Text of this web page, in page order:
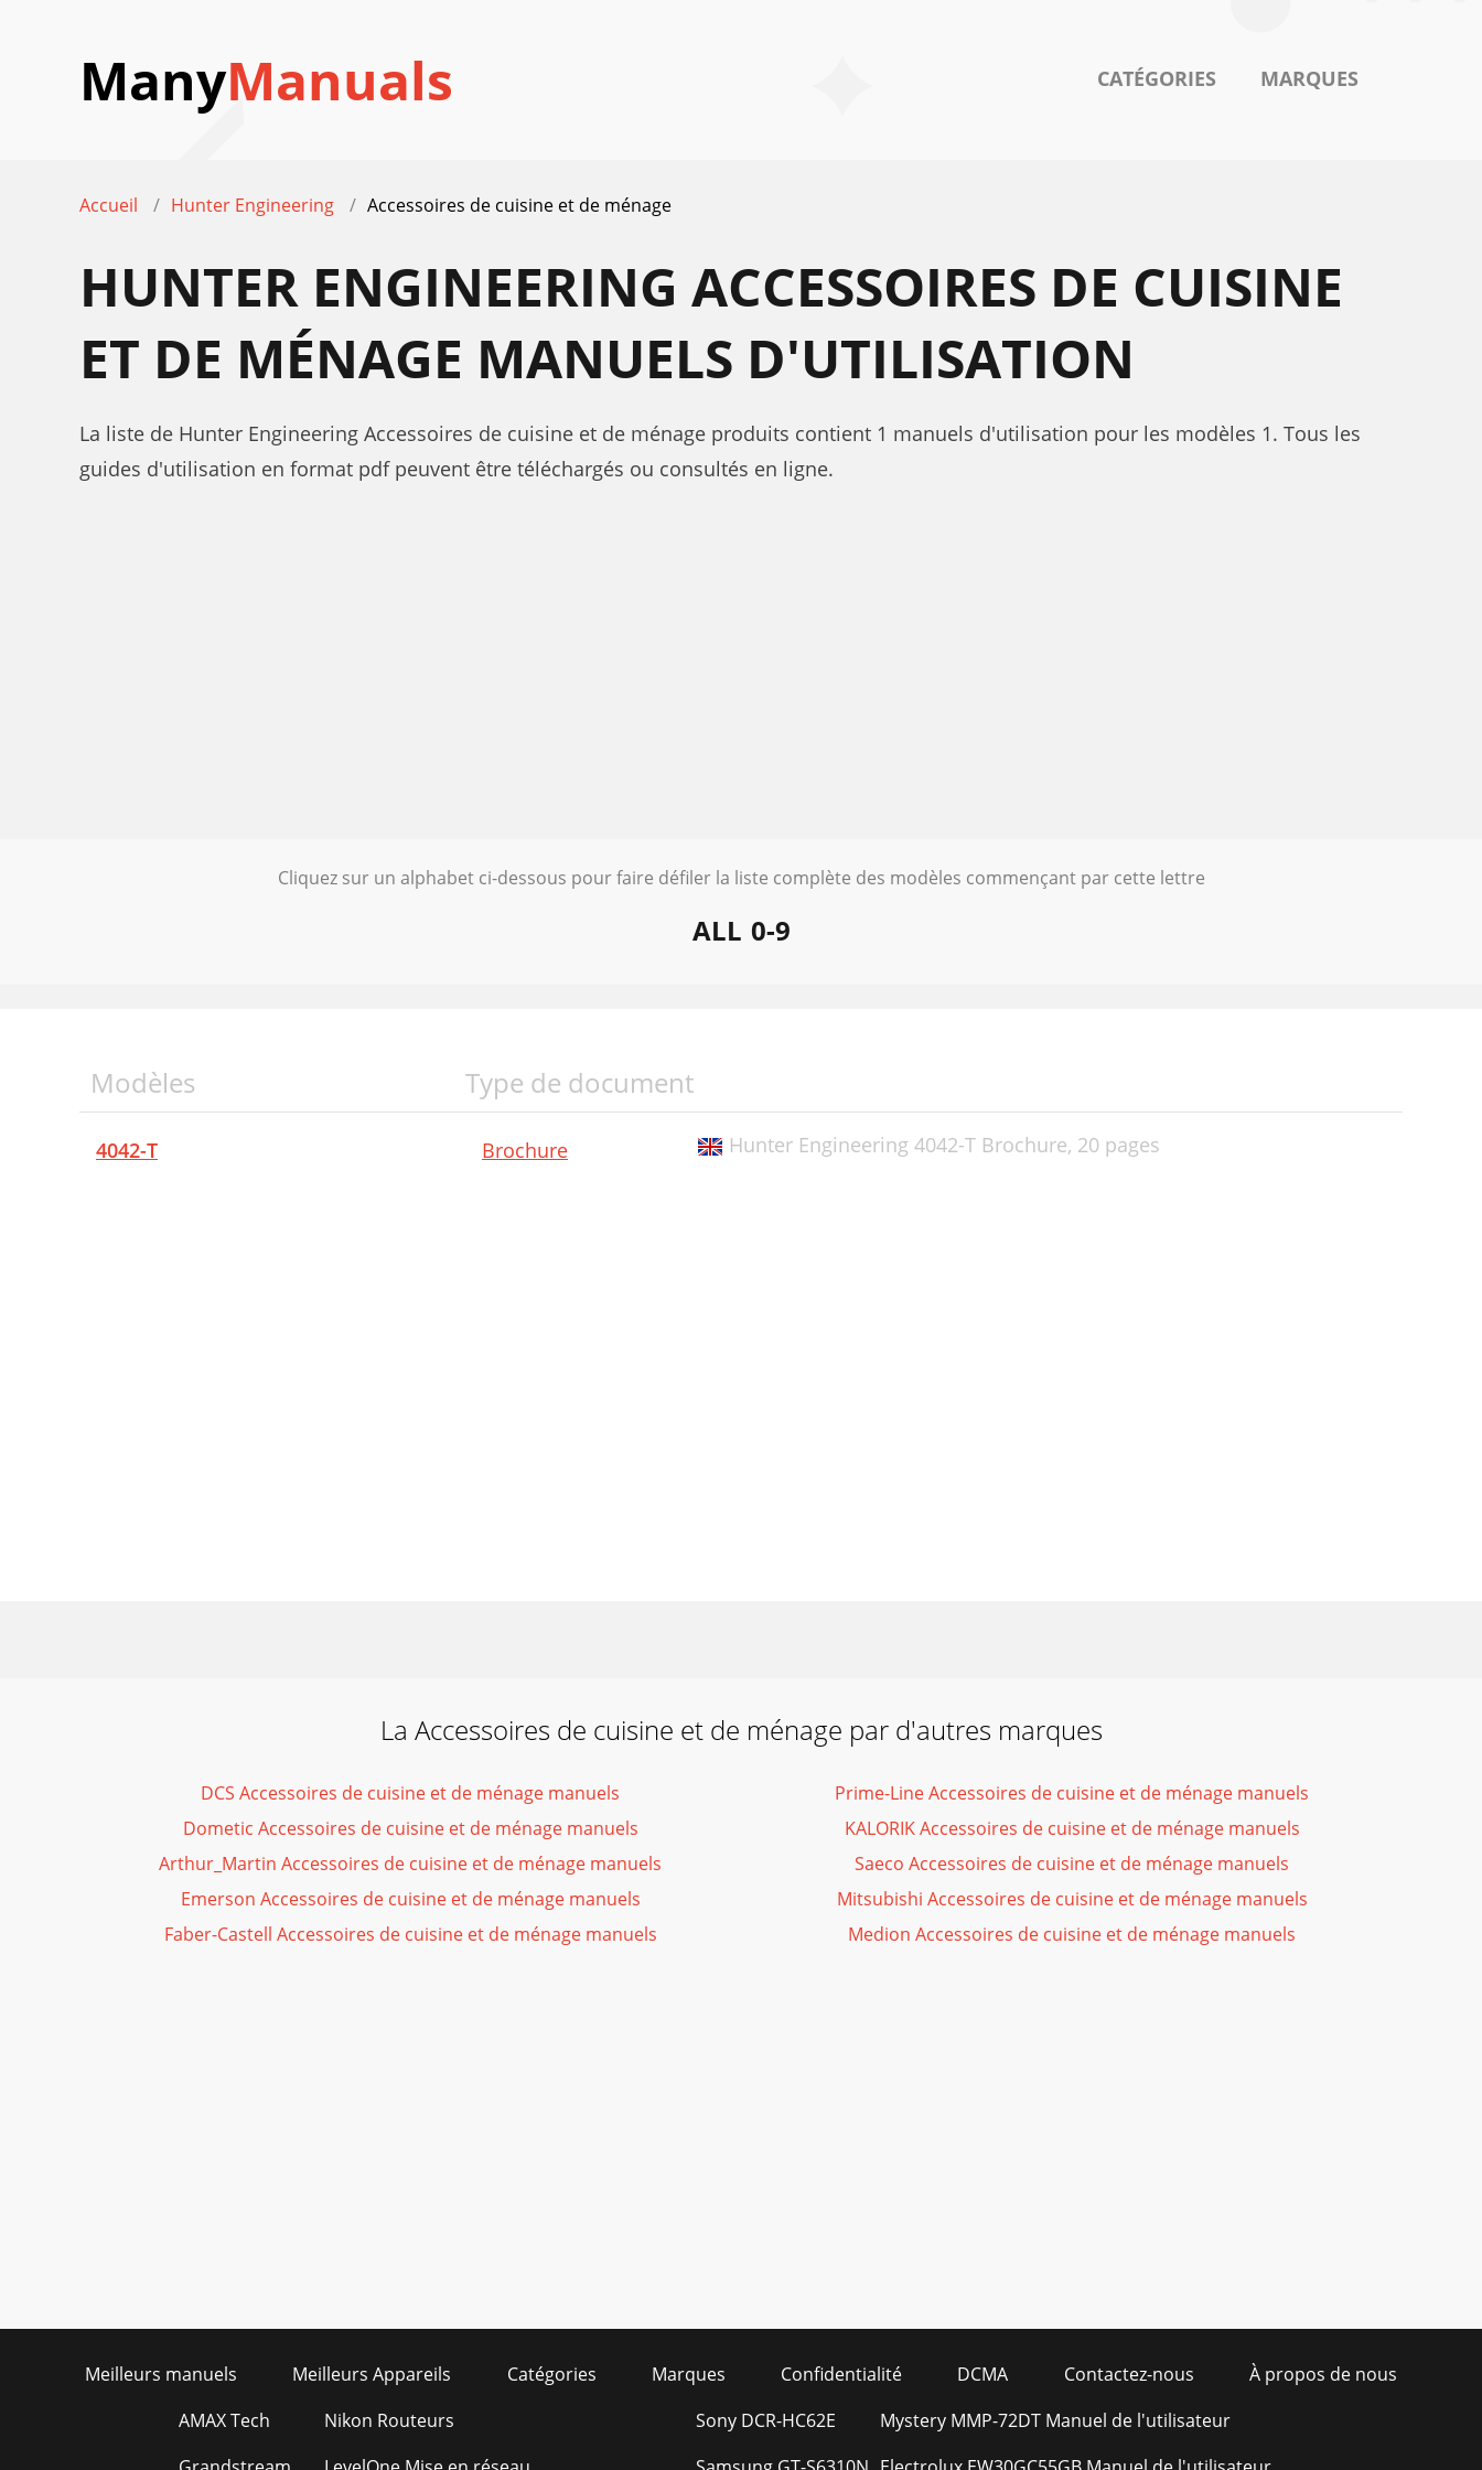
ManyManuals CATÉGORIES MARQUES
Accueil Hunter Engineering Accessoires de cuisine et de ménage
HUNTER ENGINEERING ACCESSOIRES DE CUISINE
ET DE MÉNAGE MANUELS D'UTILISATION
La liste de Hunter Engineering Accessoires de cuisine et de ménage produits contient 1 manuels d'utilisation pour les modèles 1. Tous les
guides d'utilisation en format pdf peuvent être téléchargés ou consultés en ligne.
Cliquez sur un alphabet ci-dessous pour faire défiler la liste complète des modèles commençant par cette lettre
ALL 0-9
Modèles Type de document
4042-T Brochure Hunter Engineering 4042-T Brochure, 20 pages
La Accessoires de cuisine et de ménage par d'autres marques
DCS Accessoires de cuisine et de ménage manuels
Dometic Accessoires de cuisine et de ménage manuels
Arthur_Martin Accessoires de cuisine et de ménage manuels
Emerson Accessoires de cuisine et de ménage manuels
Faber-Castell Accessoires de cuisine et de ménage manuels
Prime-Line Accessoires de cuisine et de ménage manuels
KALORIK Accessoires de cuisine et de ménage manuels
Saeco Accessoires de cuisine et de ménage manuels
Mitsubishi Accessoires de cuisine et de ménage manuels
Medion Accessoires de cuisine et de ménage manuels
Meilleurs manuels Meilleurs Appareils Catégories Marques Confidentialité DCMA Contactez-nous
À propos de nous
AMAX Tech
Nikon Routeurs
Sony DCR-HC62E
Mystery MMP-72DT Manuel de l'utilisateur